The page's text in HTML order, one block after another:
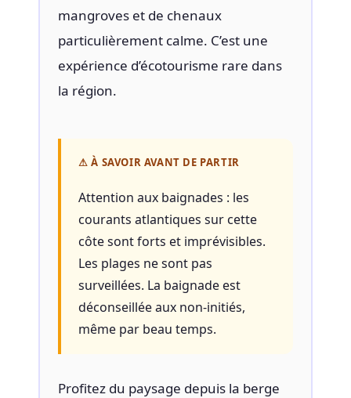
mangroves et de chenaux
particulièrement calme. C’est une
expérience d’écotourisme rare dans
la région.
⚠ À SAVOIR AVANT DE PARTIR
Attention aux baignades : les
courants atlantiques sur cette
côte sont forts et imprévisibles.
Les plages ne sont pas
surveillées. La baignade est
déconseillée aux non-initiés,
même par beau temps.
Profitez du paysage depuis la berge